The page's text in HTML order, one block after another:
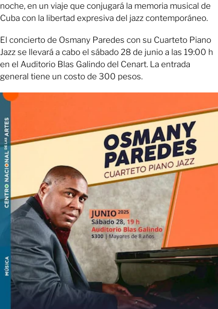
noche, en un viaje que conjugará la memoria musical de
Cuba con la libertad expresiva del jazz contemporáneo.
El concierto de Osmany Paredes con su Cuarteto Piano
Jazz se llevará a cabo el sábado 28 de junio a las 19:00 h
en el Auditorio Blas Galindo del Cenart. La entrada
general tiene un costo de 300 pesos.